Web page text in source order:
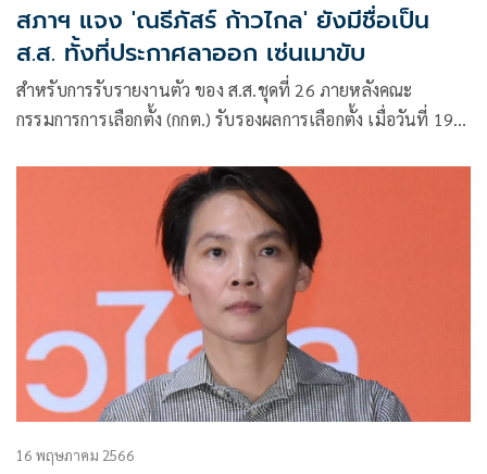
สภาฯ แจง 'ณธีภัสร์ ก้าวไกล' ยังมีชื่อเป็น
ส.ส. ทั้งที่ประกาศลาออก เซ่นเมาขับ
สำหรับการรับรายงานตัว ของ ส.ส.ชุดที่ 26 ภายหลังคณะ
กรรมการการเลือกตั้ง (กกต.) รับรองผลการเลือกตั้ง เมื่อวันที่ 19
นำตัวส.ส.ที่ทางสำนักงานเลขาธิการสภาผู้แทนราษฎร
16 พฤษภาคม 2566